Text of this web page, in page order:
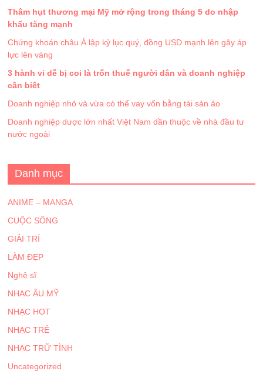
Thâm hụt thương mại Mỹ mở rộng trong tháng 5 do nhập
khẩu tăng mạnh
Chứng khoán châu Á lập kỷ lục quý, đồng USD mạnh lên gây áp
lực lên vàng
3 hành vi dễ bị coi là trốn thuế người dân và doanh nghiệp
cần biết
Doanh nghiệp nhỏ và vừa có thể vay vốn bằng tài sản ảo
Doanh nghiệp dược lớn nhất Việt Nam dần thuộc về nhà đầu tư
nước ngoài
Danh mục
ANIME – MANGA
CUỘC SỐNG
GIẢI TRÍ
LÀM ĐẸP
Nghệ sĩ
NHẠC ÂU MỸ
NHẠC HOT
NHẠC TRẺ
NHẠC TRỮ TÌNH
Uncategorized